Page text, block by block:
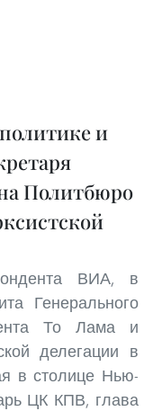
и
Политбюро
ВИА, в
Генерального
То Лама и
делегации в
в столице Нью-
ЦК КПВ, глава